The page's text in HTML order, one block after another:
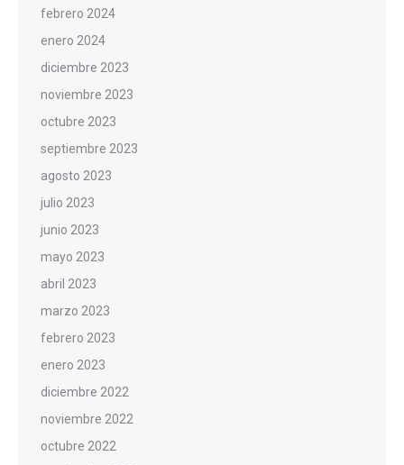
febrero 2024
enero 2024
diciembre 2023
noviembre 2023
octubre 2023
septiembre 2023
agosto 2023
julio 2023
junio 2023
mayo 2023
abril 2023
marzo 2023
febrero 2023
enero 2023
diciembre 2022
noviembre 2022
octubre 2022